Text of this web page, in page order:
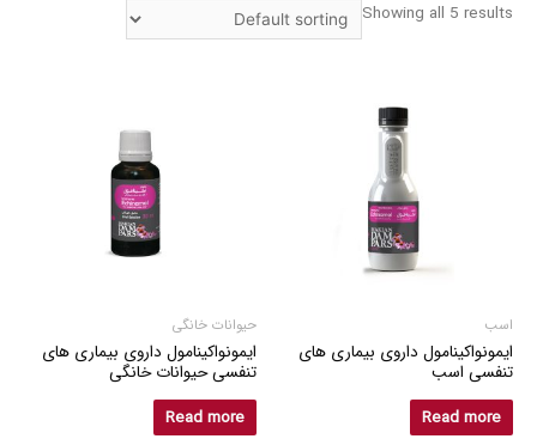
Showing all 5 results
اسب
ایمونواکینامول داروی بیماری های
تنفسی اسب
Read more
حیوانات خانگی
ایمونواکینامول داروی بیماری های
تنفسی حیوانات خانگی
Read more